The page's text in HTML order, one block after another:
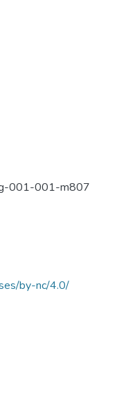
001-001-m807
by-nc/4.0/